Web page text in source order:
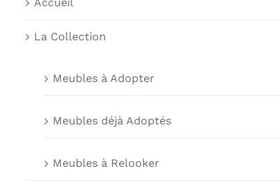
La Collection
Meubles à Adopter
Meubles déjà Adoptés
Meubles à Relooker